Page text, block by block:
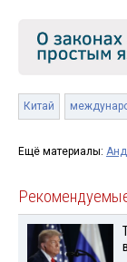
Китай
Ещё материалы: